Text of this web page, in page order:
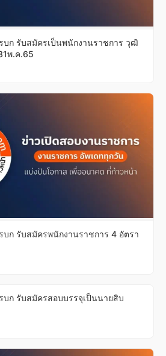
บก รับสมัครเป็นพนักงานราชการ วุฒิ
พ.ค.65
บก รับสมัครพนักงานราชการ 4 อัตรา
บก รับสมัครสอบบรรจุเป็นนายสิบ